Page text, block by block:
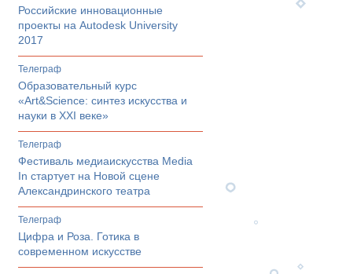
Российские инновационные
проекты на Autodesk University
2017
телеграф
Образовательный курс
«Art&Science: синтез искусства и
науки в XXI веке»
телеграф
Фестиваль медиаискусства Media
In стартует на Новой сцене
Александринского театра
телеграф
Цифра и Роза. Готика в
современном искусстве